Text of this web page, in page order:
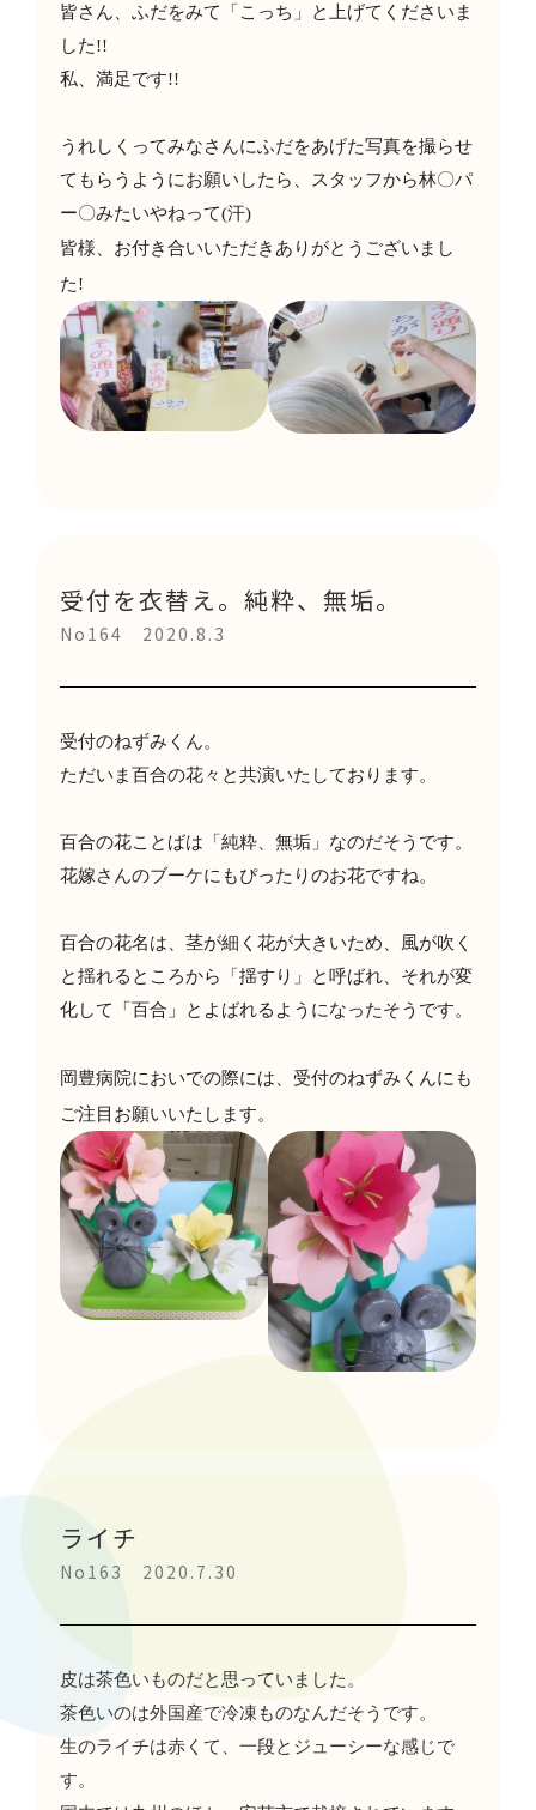
皆さん、ふだをみて「こっち」と上げてくださいま
した!!
私、満足です!!
うれしくってみなさんにふだをあげた写真を撮らせ
てもらうようにお願いしたら、スタッフから林〇パ
ー〇みたいやねって(汗)
皆様、お付き合いいただきありがとうございまし
た!
受付を衣替え。純粋、無垢。
No164 2020.8.3
受付のねずみくん。
ただいま百合の花々と共演いたしております。
百合の花ことばは「純粋、無垢」なのだそうです。
花嫁さんのブーケにもぴったりのお花ですね。
百合の花名は、茎が細く花が大きいため、風が吹く
と揺れるところから「揺すり」と呼ばれ、それが変
化して「百合」とよばれるようになったそうです。
岡豊病院においでの際には、受付のねずみくんにも
ご注目お願いいたします。
ライチ
No163 2020.7.30
皮は茶色いものだと思っていました。
茶色いのは外国産で冷凍ものなんだそうです。
生のライチは赤くて、一段とジューシーな感じで
す。